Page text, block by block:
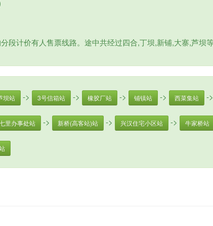
段计价有人售票线路。途中共经过四合,丁坝,新铺,大寨,芦坝
坝站 -> 3号信箱站 -> 橡胶厂站 -> 铺镇站 -> 西菜集站 ->
里办事处站 -> 新桥(高客站)站 -> 兴汉住宅小区站 -> 牛家桥站